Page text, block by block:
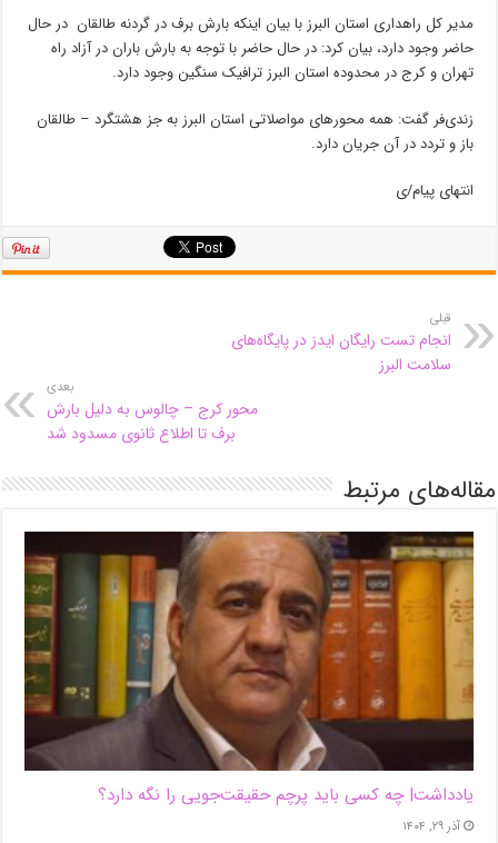
مدیر کل راهداری استان البرز با بیان اینکه بارش برف در گردنه طالقان در حال
حاضر وجود دارد، بیان کرد: در حال حاضر با توجه به بارش باران در آزاد راه
تهران و کرج در محدوده استان البرز ترافیک سنگین وجود دارد.
زندی‌فر گفت: همه محورهای مواصلاتی استان البرز به جز هشتگرد – طالقان
باز و تردد در آن جریان دارد.
انتهای پیام/ی
قبلی
انجام تست رایگان ایدز در پایگاه‌های
سلامت البرز
بعدی
محور کرج – چالوس به دلیل بارش
برف تا اطلاع ثانوی مسدود شد
مقاله‌های مرتبط
یادداشت| ‌چه کسی باید پرچم حقیقت‌جویی را نگه دارد؟
آذر ۲۹, ۱۴۰۴